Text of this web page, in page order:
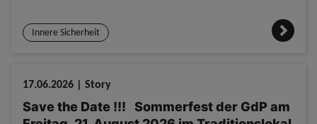
Innere Sicherheit
17.06.2026 | Story
Save the Date !!! Sommerfest der GdP am